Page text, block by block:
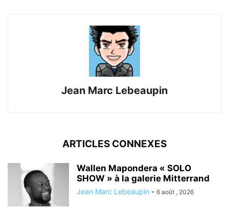
Jean Marc Lebeaupin
ARTICLES CONNEXES
Wallen Mapondera « SOLO
SHOW » à la galerie Mitterrand
Jean Marc Lebeaupin - 6 août , 2026